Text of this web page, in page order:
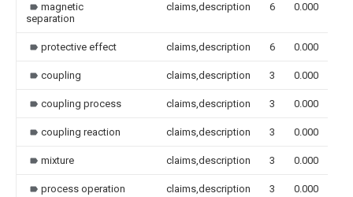
magnetic
separation
claims,description 6 0.000
protective effect claims,description 6 0.000
coupling claims,description 3 0.000
coupling process claims,description 3 0.000
coupling reaction claims,description 3 0.000
mixture claims,description 3 0.000
process operation claims,description 3 0.000